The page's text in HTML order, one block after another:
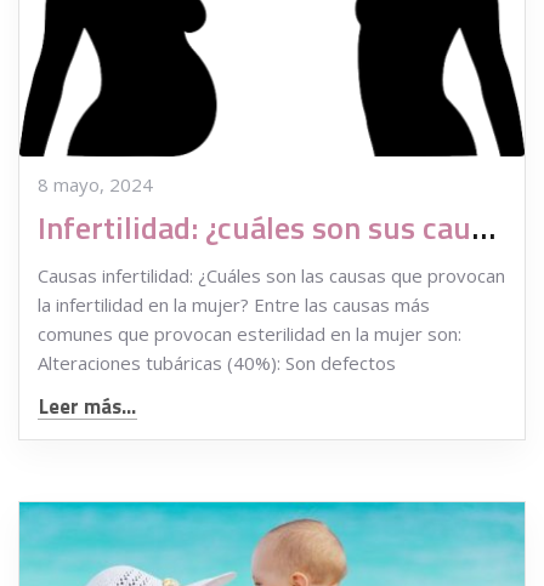
8 mayo, 2024
Infertilidad: ¿cuáles son sus causas más comunes?
Causas infertilidad: ¿Cuáles son las causas que provocan
la infertilidad en la mujer? Entre las causas más
comunes que provocan esterilidad en la mujer son:
Alteraciones tubáricas (40%): Son defectos
Leer más...